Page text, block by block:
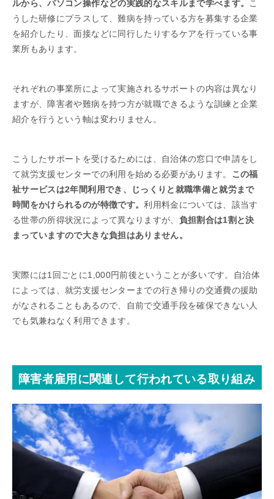
ルから、パソコン操作などの実践的なスキルまで学べます。 こ
うした研修にプラスして、難病を持っている方を募集する企業
を紹介したり、面接などに同行したりするケアを行っている事
業所もあります。
それぞれの事業所によって実施されるサポートの内容は異なり
ますが、障害者や難病を持つ方が就職できるような訓練と企業
紹介を行うという軸は変わりません。
こうしたサポートを受けるためには、自治体の窓口で申請をし
て就労支援センターでの利用を始める必要があります。 この福
祉サービスは2年間利用でき、じっくりと就職準備と就労まで
時間をかけられるのが特徴です。利用料金については、該当す
る世帯の所得状況によって異なりますが、 負担割合は1割と決
まっていますので大きな負担はありません。
実際には1回ごとに1,000円前後ということが多いです。自治体
によっては、就労支援センターまでの行き帰りの交通費の援助
がなされることもあるので、自前で交通手段を確保できない人
でも気兼ねなく利用できます。
障害者雇用に関連して行われている取り組み